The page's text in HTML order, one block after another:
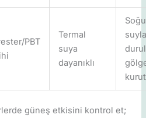
PBT
Termal
suya
dayanıklı
kurut
güneş etkisini kontrol et;